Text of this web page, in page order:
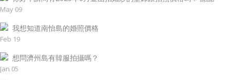
May 09
我想知道南怡島的婚照價格
Feb 19
想問濟州島有韓服拍攝嗎？
Jan 05